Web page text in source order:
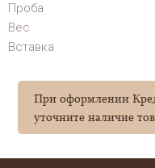
Проба
Вес
Вставка
При оформлении
уточните наличие